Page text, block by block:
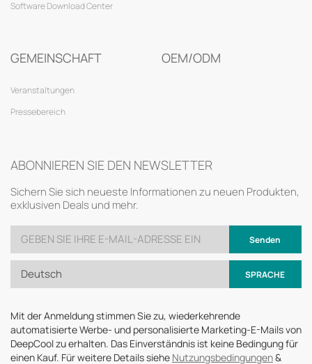
Software Download Center
GEMEINSCHAFT
Veranstaltungen
Pressebereich
OEM/ODM
ABONNIEREN SIE DEN NEWSLETTER
Sichern Sie sich neueste Informationen zu neuen Produkten,
exklusiven Deals und mehr.
Senden
Deutsch SPRACHE
Mit der Anmeldung stimmen Sie zu, wiederkehrende
automatisierte Werbe- und personalisierte Marketing-E-Mails von
DeepCool zu erhalten. Das Einverständnis ist keine Bedingung für
einen Kauf. Für weitere Details siehe Nutzungsbedingungen&